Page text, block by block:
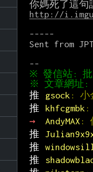
http://
-----
Sent from
※ 文章網址:
推
gsock : 小
推
khfcgmbk :
→
AndyMAX :
推
推
推